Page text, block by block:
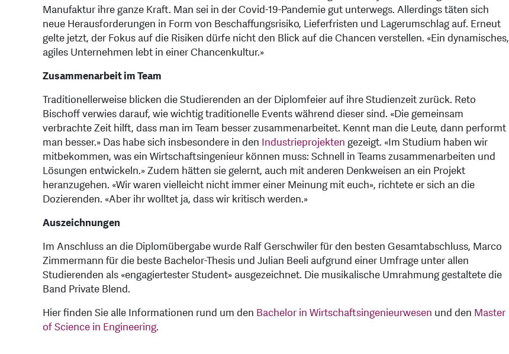
Manufaktur ihre ganze Kraft. Man sei in der Covid-19-Pandemie gut unterwegs. Allerdings täten sich
neue Herausforderungen in Form von Beschaffungsrisiko, Lieferfristen und Lagerumschlag auf. Erneut
gelte jetzt, der Fokus auf die Risiken dürfe nicht den Blick auf die Chancen verstellen. «Ein dynamisches,
agiles Unternehmen lebt in einer Chancenkultur.»
Zusammenarbeit im Team
Traditionellerweise blicken die Studierenden an der Diplomfeier auf ihre Studienzeit zurück. Reto
Bischoff verwies darauf, wie wichtig traditionelle Events während dieser sind. «Die gemeinsam
verbrachte Zeit hilft, dass man im Team besser zusammenarbeitet. Kennt man die Leute, dann performt
man besser.» Das habe sich insbesondere in den Industrieprojekten gezeigt. «Im Studium haben wir
mitbekommen, was ein Wirtschaftsingenieur können muss: Schnell in Teams zusammenarbeiten und
Lösungen entwickeln.» Zudem hätten sie gelernt, auch mit anderen Denkweisen an ein Projekt
heranzugehen. «Wir waren vielleicht nicht immer einer Meinung mit euch», richtete er sich an die
Dozierenden. «Aber ihr wolltet ja, dass wir kritisch werden.»
Auszeichnungen
Im Anschluss an die Diplomübergabe wurde Ralf Gerschwiler für den besten Gesamtabschluss, Marco
Zimmermann für die beste Bachelor-Thesis und Julian Beeli aufgrund einer Umfrage unter allen
Studierenden als «engagiertester Student» ausgezeichnet. Die musikalische Umrahmung gestaltete die
Band Private Blend.
Hier finden Sie alle Informationen rund um den Bachelor in Wirtschaftsingenieurwesen und den Master
of Science in Engineering.